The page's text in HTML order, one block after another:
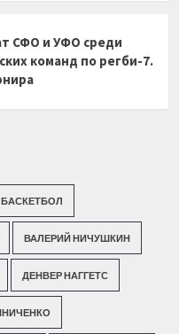
СФО и УФО среди
команд по регби-7.
БАСКЕТБОЛ
ВАЛЕРИЙ НИЧУШКИН
ДЕНВЕР НАГГЕТС